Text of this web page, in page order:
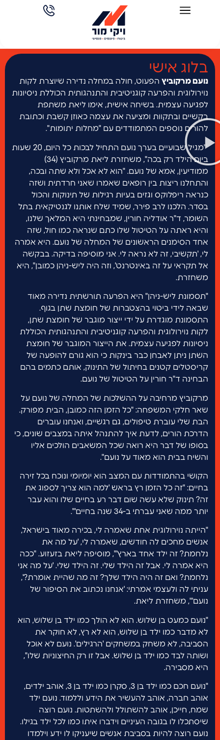
בלוג אישי
נועם מרקוביץ הפעוט, חולה במחלה נדירה שיוצרת לקות
נוירולוגית והפרעה קוגניטיבית והתנהגותית הכוללת ניסיונות
לפגיעה עצמית. בשיחה אישית, אימו ליאת משתפת
בקשיים ובתקוות ומציעה את עצמה כאוזן קשבת וכתובת
להורים נוספים המתמודדים עם "מחלות יתומות".
"מגיל שבועיים בערך נועם התחיל לבכות כל היום, 20 שעות
ביום הילד רק בכה", משחזרת ליאת מרקוביץ (34)
ממודיעין, אמא של נועם. "הוא לא אכל ולא שתה ובכה,
והתחלנו ריצות בין רופאים שאמרו שאני חרדתית ושזה
כנראה ריפלוקס וגזים בעיות רגילות של תינוקות והכול
בסדר. הלכנו לרב פירר, שמיד שלח אותנו לגנטיקאית בתל
השומר, ד"ר אודליה חורין, שמבחינתי היא המלאך שלנו,
והיא ראתה על הטיטול שלו כתם שנראה כמו חול, שזה
אחד הסימנים הראשונים של המחלה של נועם. היא אמרה
לי, 'תקשיבי, זה לא נראה לי. אני מוסיפה בדיקה. בבקשה
אל תקראי על זה באינטרנט', וזה היה ליש-ניהן כמובן", היא
משחזרת.
"תסמונת ליש-ניהן" היא הפרעה תורשתית נדירה מאוד
שבאה לידי ביטוי בהצטברות של חומצת שתן בגוף.
התסמונת מוגדרת על ידי ייצור מוגבר של חומצת שתן,
לקות נוירולוגית והפרעה קוגניטיבית והתנהגותית הכוללת
ניסיונות לפגיעה עצמית. את הייצור המוגבר של חומצת
השתן ניתן לאבחן כבר בינקות כי הוא גורם להופעה של
קריסטלים קטנים בחיתול של התינוק, אותם כתמים בהם
הבחינה ד"ר חורין על הטיטול של נועם.
מרקוביץ מרחיבה על ההשלכות של המחלה של נועם על
שאר חלקי המשפחה: "כל הזמן הזה כמובן, הבית מפורק.
הבת שלי עוברת טיפולים, גם רגשיים, ואנחנו עוברים
הדרכת הורים, לדעת איך להתנהל איתה במצבים שונים, כי
בסופו של דבר היא רואה שכל המשאבים הולכים אליו
והשיח בבית הוא מאוד על נועם".
הקושי בהתמודדות עם המצב הוא יומיומי ונוכח בכל זירה
בחיים: "זה כל הזמן רץ בראש 'למה הוא צריך לספוג את
זה? תינוק שלא עשה שום דבר רע בחיים שלו והוא עבר
יותר ממה שאני עברתי ב-34 שנה בחיים'".
"הייתה נוירולוגית אחת שאמרה לי, בכירה מאוד בישראל,
אנשים מחכים לה חודשים, שאמרה לי, 'על מה את
נלחמת? זה ילד אחד בארץ'", מוסיפה ליאת בזעזוע. "ככה
היא אמרה לי. אבל זה הילד שלי. זה הילד שלי. 'על מה אני
נלחמת? ואם זה היה הילד שלך? זה מה שהיית אומרת?',
עניתי לה ולעצמי אמרתי: 'אנחנו נכתוב את הסיפור של
נועם'", משחזרת ליאת.
"נועם כמעט בן שלוש. הוא לא הולך כמו ילד בן שלוש, הוא
לא מדבר כמו ילד בן שלוש, הוא לא רץ, לא חוקר את
הסביבה, לא משחק במשחקים 'הרגילים'. נועם לא אוכל
ושותה לבד כמו ילד בן שלוש. אבל זו רק החיצוניות שלו",
היא מסבירה.
"נועם חכם כמו ילד בן 3, סקרן כמו ילד בן 3, אוהב ילדים,
אוהב חברה, אוהב להעשיר את הידע וללמוד. נועם ילד
שמח, חייכן, אוהב להשתולל ולהשתטות. נועם רוצה
שיסתכלו לו בגובה העיניים וידברו איתו כמו לכל ילד בגילו.
נועם רוצה להיות בסביבת אנשים שיעניקו לו ידע וילמדו